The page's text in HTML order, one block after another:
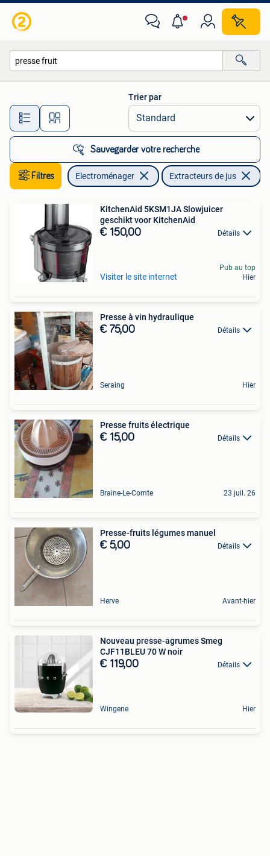
Toutes les distances…
Trier par
Sauvegarder votre recherche
Filtres Electroménager Extracteurs de jus
KitchenAid 5KSM1JA Slowjuicer
geschikt voor KitchenAid
€ 150,00 Détails
Visiter le site internet
Pub au top
Hier
Presse à vin hydraulique
€ 75,00 Détails
Seraing Hier
Presse fruits électrique
€ 15,00 Détails
Braine-Le-Comte 23 juil. 26
Presse-fruits légumes manuel
€ 5,00 Détails
Herve Avant-hier
Nouveau presse-agrumes Smeg
CJF11BLEU 70 W noir
€ 119,00 Détails
Wingene Hier